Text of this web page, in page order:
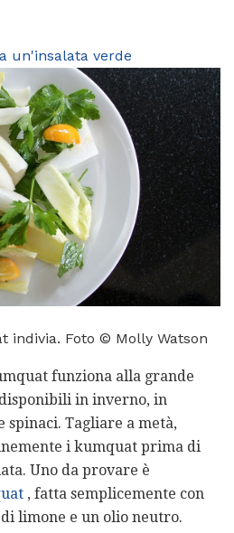
un'insalata verde
indivia. Foto © Molly Watson
funziona alla grande
in inverno, in
Tagliare a metà,
i kumquat prima di
Uno da provare è
, fatta semplicemente con
limone e un olio neutro.